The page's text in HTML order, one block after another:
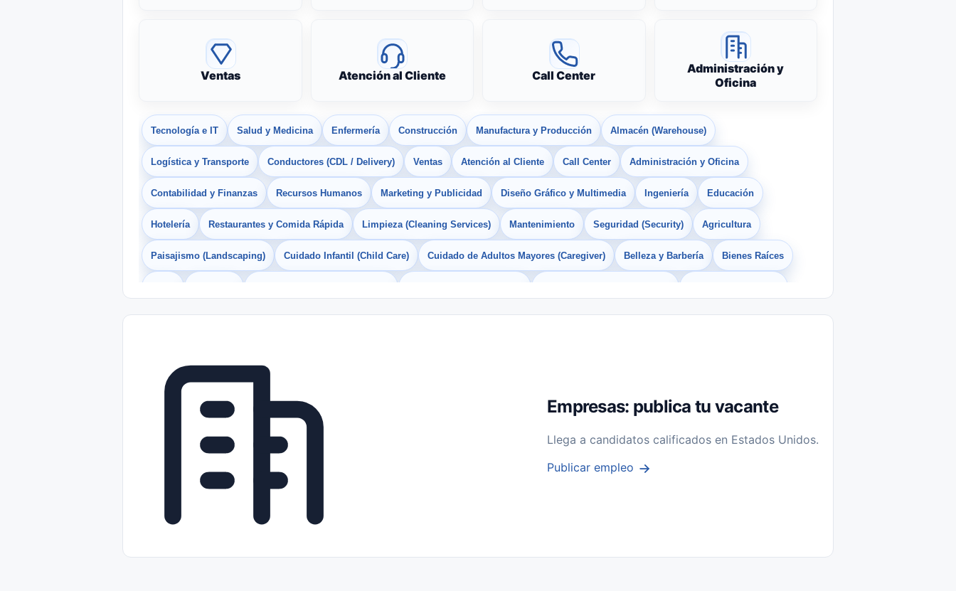
Ventas Atención al Cliente Call Center
Administración y
Oficina
Tecnología e IT Salud y Medicina Enfermería Construcción Manufactura y Producción Almacén (Warehouse)
Logística y Transporte Conductores (CDL / Delivery) Ventas Atención al Cliente Call Center Administración y Oficina
Contabilidad y Finanzas Recursos Humanos Marketing y Publicidad Diseño Gráfico y Multimedia Ingeniería Educación
Hotelería Restaurantes y Comida Rápida Limpieza (Cleaning Services) Mantenimiento Seguridad (Security) Agricultura
Paisajismo (Landscaping) Cuidado Infantil (Child Care) Cuidado de Adultos Mayores (Caregiver) Belleza y Barbería Bienes Raíces
Freelance Prácticas (Internships) Empleos para Estudiantes Empleos Bilingües (English/Spanish) Sin Experiencia
Telecomunicaciones
Empresas: publica tu vacante
Llega a candidatos calificados en Estados Unidos.
Publicar empleo